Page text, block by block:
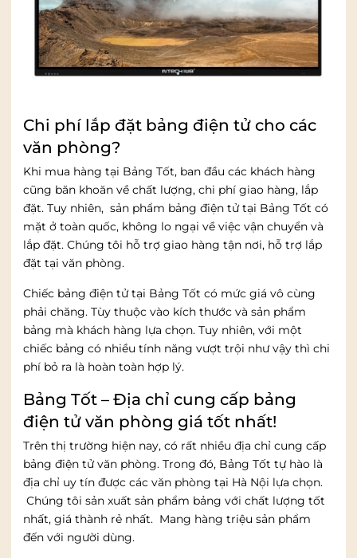
Chi phí lắp đặt bảng điện tử cho các
văn phòng?
Khi mua hàng tại Bảng Tốt, ban đầu các khách hàng
cũng băn khoăn về chất lượng, chi phí giao hàng, lắp
đặt. Tuy nhiên, sản phẩm bảng điện tử tại Bảng Tốt có
mặt ở toàn quốc, không lo ngại về việc vận chuyển và
lắp đặt. Chúng tôi hỗ trợ giao hàng tận nơi, hỗ trợ lắp
đặt tại văn phòng.
Chiếc bảng điện tử tại Bảng Tốt có mức giá vô cùng
phải chăng. Tùy thuộc vào kích thước và sản phẩm
bảng mà khách hàng lựa chọn. Tuy nhiên, với một
chiếc bảng có nhiều tính năng vượt trội như vậy thì chi
phí bỏ ra là hoàn toàn hợp lý.
Bảng Tốt – Địa chỉ cung cấp bảng
điện tử văn phòng giá tốt nhất!
Trên thị trường hiện nay, có rất nhiều địa chỉ cung cấp
bảng điện tử văn phòng. Trong đó, Bảng Tốt tự hào là
địa chỉ uy tín được các văn phòng tại Hà Nội lựa chọn.
Chúng tôi sản xuất sản phẩm bảng với chất lượng tốt
nhất, giá thành rẻ nhất. Mang hàng triệu sản phẩm
đến với người dùng.